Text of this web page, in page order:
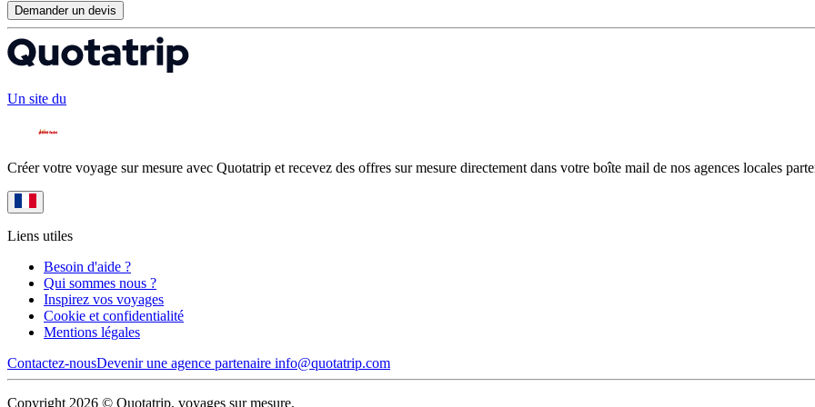
Demander un devis
Un site du
Créer votre voyage sur mesure avec Quotatrip et recevez des offres sur mesure directement dans votre boîte mail de nos agences locales
Liens utiles
Besoin d'aide ?
Qui sommes nous ?
Inspirez vos voyages
Cookie et confidentialité
Mentions légales
Contactez-nousDevenir une agence partenaire info@quotatrip.com
Copyright 2026 © Quotatrip, voyages sur mesure.